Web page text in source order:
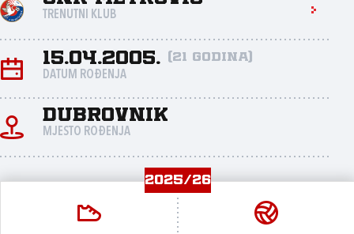
TRENUTNI KLUB
15.04.2005. (21 godina)
DATUM ROĐENJA
Dubrovnik
MJESTO ROĐENJA
2025/26